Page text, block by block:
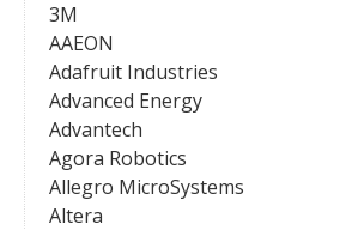
3M
AAEON
Adafruit Industries
Advanced Energy
Advantech
Agora Robotics
Allegro MicroSystems
Altera